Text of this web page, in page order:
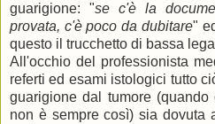
guarigione: "se c'è la
provata, c'è poco da dubitare"
questo il trucchetto di bassa
All'occhio del professionista
referti ed esami istologici tutto
guarigione dal tumore
non è sempre così) sia dovuta